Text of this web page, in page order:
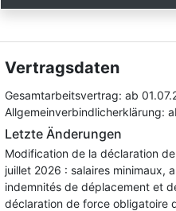
Vertragsdaten
Gesamtarbeitsvertrag: ab
Allgemeinverbindlicherklärung:
Letzte Änderungen
Modification de la déclaration
juillet 2026 : salaires minimaux,
indemnités de déplacement et
déclaration de force obligatoire